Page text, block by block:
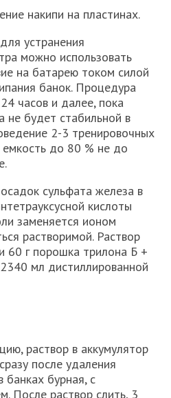
накипи на пластинах.
устранения
можно использовать
на батарею током силой
банок. Процедура
часов и далее, пока
не будет стабильной в
2-3 тренировочных
до 80 % не до
сульфата железа в
кислоты
заменяется ионом
растворимой. Раствор
60 г порошка трилона Б +
мл дистиллированной
раствор в аккумулятор
после удаления
банках бурная, с
После раствор слить, 3